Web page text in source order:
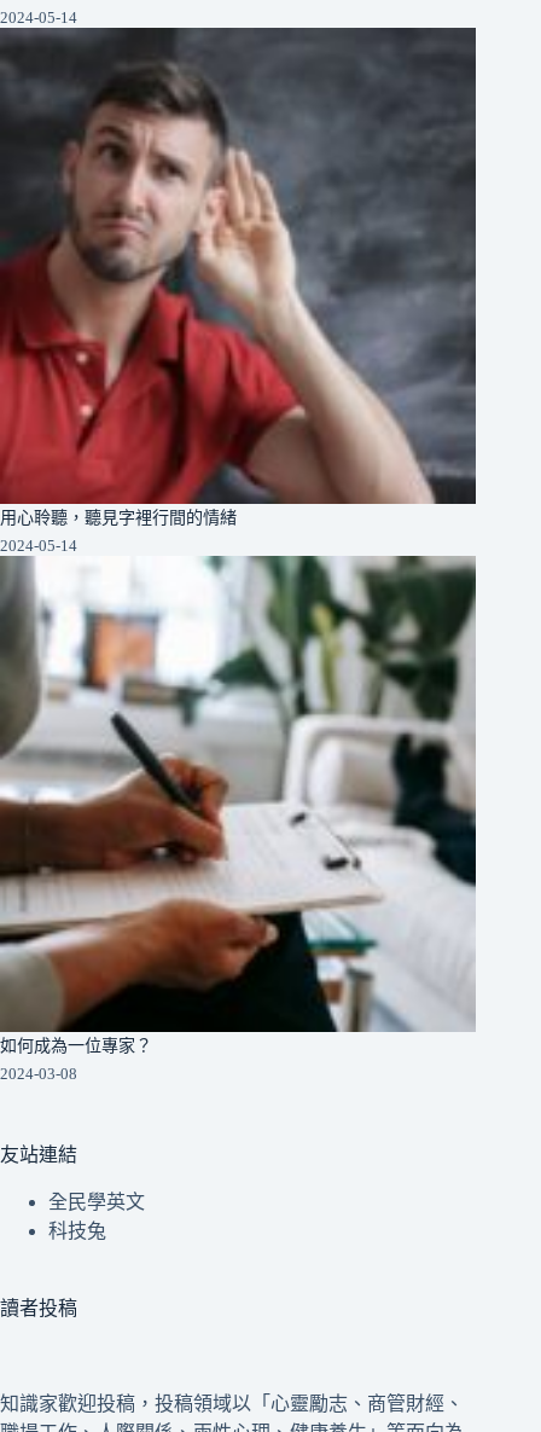
2024-05-14
用心聆聽，聽見字裡行間的情緒
2024-05-14
如何成為一位專家？
2024-03-08
友站連結
全民學英文
科技兔
讀者投稿
知識家歡迎投稿，投稿領域以「心靈勵志、商管財經、